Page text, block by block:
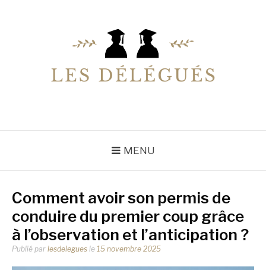
MENU
Comment avoir son permis de
conduire du premier coup grâce
à l’observation et l’anticipation ?
Publié par lesdelegues le 15 novembre 2025